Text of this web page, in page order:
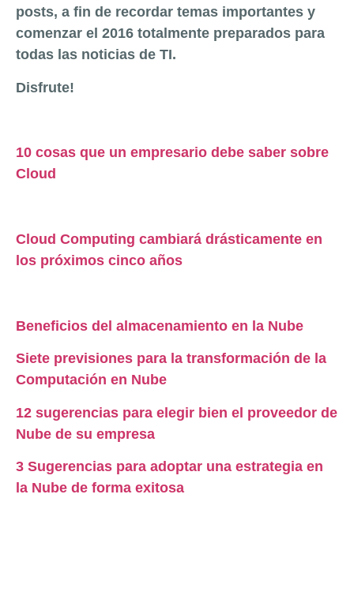
posts, a fin de recordar temas importantes y
comenzar el 2016 totalmente preparados para
todas las noticias de TI.
Disfrute!
10 cosas que un empresario debe saber sobre
Cloud
Cloud Computing cambiará drásticamente en
los próximos cinco años
Beneficios del almacenamiento en la Nube
Siete previsiones para la transformación de la
Computación en Nube
12 sugerencias para elegir bien el proveedor de
Nube de su empresa
3 Sugerencias para adoptar una estrategia en
la Nube de forma exitosa